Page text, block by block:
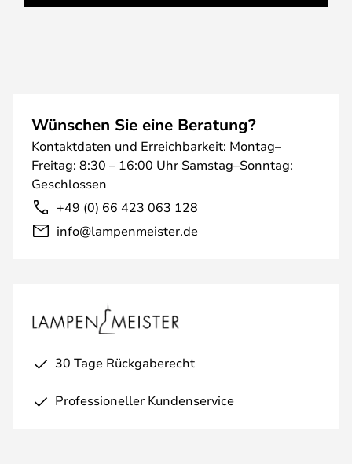
Wünschen Sie eine Beratung?
Kontaktdaten und Erreichbarkeit: Montag–
Freitag: 8:30 – 16:00 Uhr Samstag–Sonntag:
Geschlossen
+49 (0) 66 423 063 128
info@lampenmeister.de
30 Tage Rückgaberecht
Professioneller Kundenservice